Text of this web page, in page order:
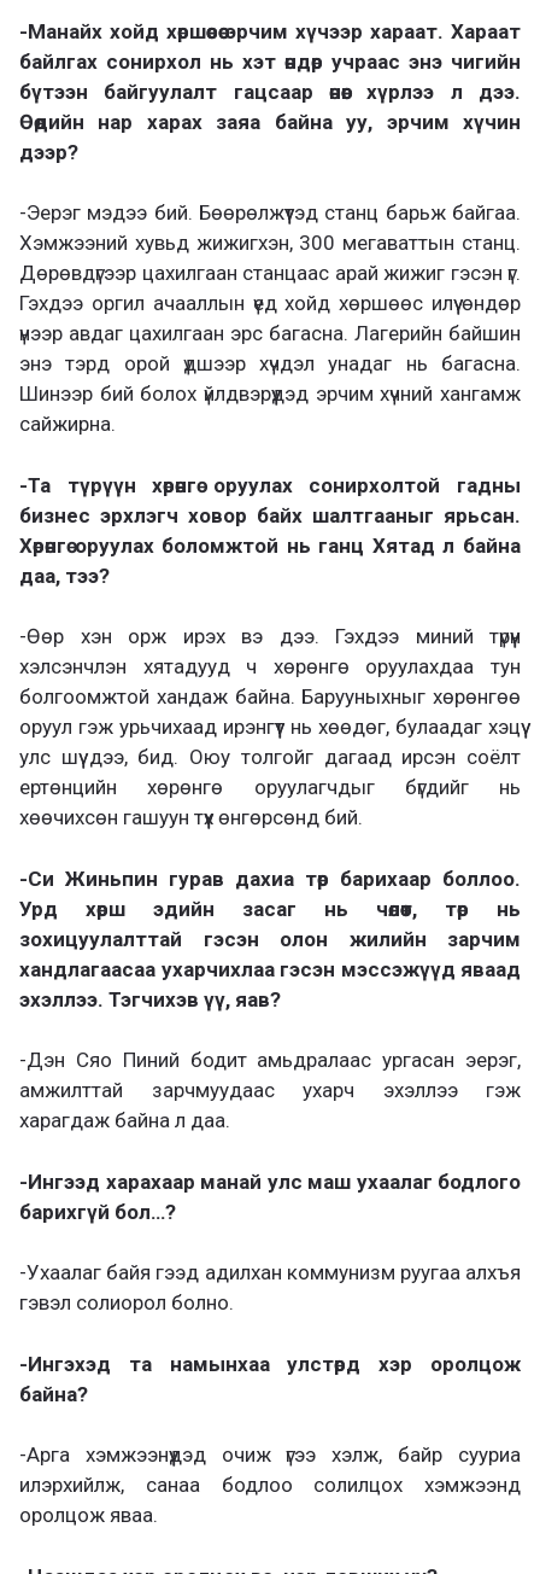
-Манайх хойд хөршөөсөө эрчим хүчээр хараат. Хараат
байлгах сонирхол нь хэт өндөр учраас энэ чигийн
бүтээн байгуулалт гацсаар өнөөг хүрлээ л дээ.
Өөдийн нар харах заяа байна уу, эрчим хүчин
дээр?
-Эерэг мэдээ бий. Бөөрөлжүүтэд станц барьж байгаа.
Хэмжээний хувьд жижигхэн, 300 мегаваттын станц.
Дөрөвдүгээр цахилгаан станцаас арай жижиг гэсэн үг.
Гэхдээ оргил ачааллын үед хойд хөршөөс илүү өндөр
үнээр авдаг цахилгаан эрс багасна. Лагерийн байшин
энэ тэрд орой үдшээр хүчдэл унадаг нь багасна.
Шинээр бий болох үйлдвэрүүдэд эрчим хүчний хангамж
сайжирна.
-Та түрүүн хөрөнгө оруулах сонирхолтой гадны
бизнес эрхлэгч ховор байх шалтгааныг ярьсан.
Хөрөнгө оруулах боломжтой нь ганц Хятад л байна
даа, тээ?
-Өөр хэн орж ирэх вэ дээ. Гэхдээ миний түрүүн
хэлсэнчлэн хятадууд ч хөрөнгө оруулахдаа тун
болгоомжтой хандаж байна. Барууныхныг хөрөнгөө
оруул гэж урьчихаад ирэнгүүт нь хөөдөг, булаадаг хэцүү
улс шүү дээ, бид. Оюу толгойг дагаад ирсэн соёлт
ертөнцийн хөрөнгө оруулагчдыг бүгдийг нь
хөөчихсөн гашуун түүх өнгөрсөнд бий.
-Си Жиньпин гурав дахиа төр барихаар боллоо.
Урд хөрш эдийн засаг нь чөлөөт, төр нь
зохицуулалттай гэсэн олон жилийн зарчим
хандлагаасаа ухарчихлаа гэсэн мэссэжүүд яваад
эхэллээ. Тэгчихэв үү, яав?
-Дэн Сяо Пиний бодит амьдралаас ургасан эерэг,
амжилттай зарчмуудаас ухарч эхэллээ гэж
харагдаж байна л даа.
-Ингээд харахаар манай улс маш ухаалаг бодлого
барихгүй бол…?
-Ухаалаг байя гээд адилхан коммунизм руугаа алхъя
гэвэл солиорол болно.
-Ингэхэд та намынхаа улстөрд хэр оролцож
байна?
-Арга хэмжээнүүдэд очиж үгээ хэлж, байр сууриа
илэрхийлж, санаа бодлоо солилцох хэмжээнд
оролцож яваа.